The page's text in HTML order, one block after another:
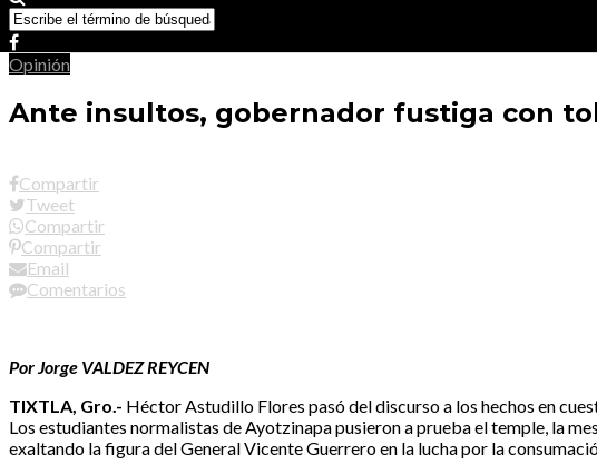
Opinión
Ante insultos, gobernador fustiga con
Compartir
Tweet
Compartir
Compartir
Email
Comentarios
Por Jorge VALDEZ REYCEN
TIXTLA, Gro.- Héctor Astudillo Flores pasó del discurso a los hechos en
Los estudiantes normalistas de Ayotzinapa pusieron a prueba el temple, la
exaltando la figura del General Vicente Guerrero en la lucha por la